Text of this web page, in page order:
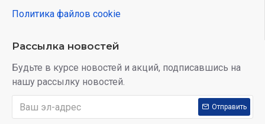
Политика файлов cookie
Рассылка новостей
Будьте в курсе новостей и акций, подписавшись на
нашу рассылку новостей.
Отправить